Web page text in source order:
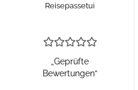
Reisepassetui
„Geprüfte
Bewertungen“